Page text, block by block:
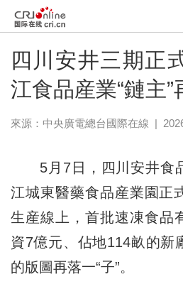
四川安井三期正
江食品産業“鏈主”
來源：中央廣電總台國際在線 |
5月7日，四川安井食
江城東醫藥食品産業園正
生産線上，首批速凍食
資7億元、佔地114畝的新
的版圖再落一“子”。